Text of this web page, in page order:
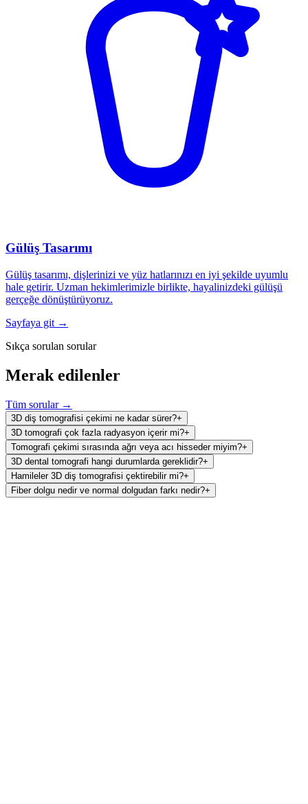
Gülüş Tasarımı
Gülüş tasarımı, dişlerinizi ve yüz hatlarınızı en iyi şekilde uyumlu
hale getirir. Uzman hekimlerimizle birlikte, hayalinizdeki gülüşü
gerçeğe dönüştürüyoruz.
Sayfaya git →
Sıkça sorulan sorular
Merak edilenler
Tüm sorular →
3D diş tomografisi çekimi ne kadar sürer?+
3D tomografi çok fazla radyasyon içerir mi?+
Tomografi çekimi sırasında ağrı veya acı hisseder miyim?+
3D dental tomografi hangi durumlarda gereklidir?+
Hamileler 3D diş tomografisi çektirebilir mi?+
Fiber dolgu nedir ve normal dolgudan farkı nedir?+